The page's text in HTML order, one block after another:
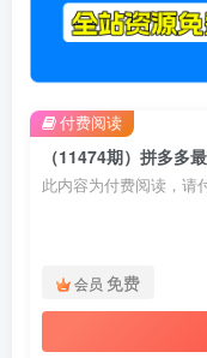
此内容为付费阅读，请
会员 免费
付费阅读